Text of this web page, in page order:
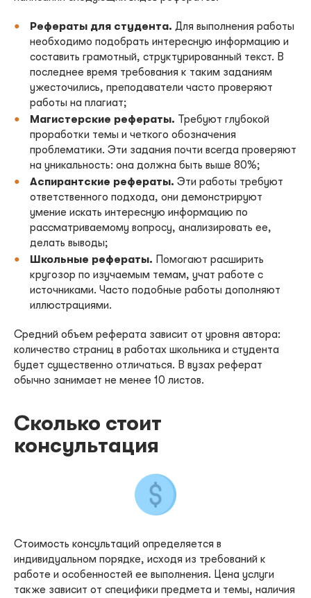
Рефераты для студента. Для выполнения работы
необходимо подобрать интересную информацию и
составить грамотный, структурированный текст. В
последнее время требования к таким заданиям
ужесточились, преподаватели часто проверяют
работы на плагиат;
Магистерские рефераты. Требуют глубокой
проработки темы и четкого обозначения
проблематики. Эти задания почти всегда проверяют
на уникальность: она должна быть выше 80%;
Аспирантские рефераты. Эти работы требуют
ответственного подхода, они демонстрируют
умение искать интересную информацию по
рассматриваемому вопросу, анализировать ее,
делать выводы;
Школьные рефераты. Помогают расширить
кругозор по изучаемым темам, учат работе с
источниками. Часто подобные работы дополняют
иллюстрациями.
Средний объем реферата зависит от уровня автора:
количество страниц в работах школьника и студента
будет существенно отличаться. В вузах реферат
обычно занимает не менее 10 листов.
Сколько стоит
консультация
Стоимость консультаций определяется в
индивидуальном порядке, исходя из требований к
работе и особенностей ее выполнения. Цена услуги
также зависит от специфики предмета и темы, наличия